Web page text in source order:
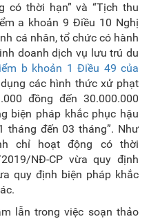
có thời hạn” và “Tịch thu
a khoản 9 Điều 10 Nghị
cá nhân, tổ chức có hành
doanh dịch vụ lưu trú du
b khoản 1 Điều 49 của
các hình thức xử phạt
đồng đến 30.000.000
biện pháp khắc phục hậu
tháng đến 03 tháng”. Như
chỉ hoạt động có thời
NĐ-CP vừa quy định
quy định biện pháp khắc
lẫn trong việc soạn thảo